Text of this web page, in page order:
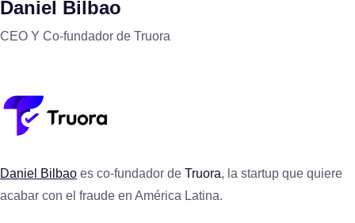
Daniel Bilbao
CEO Y Co-fundador de Truora
Daniel Bilbao es co-fundador de Truora, la startup que quiere
acabar con el fraude en América Latina.